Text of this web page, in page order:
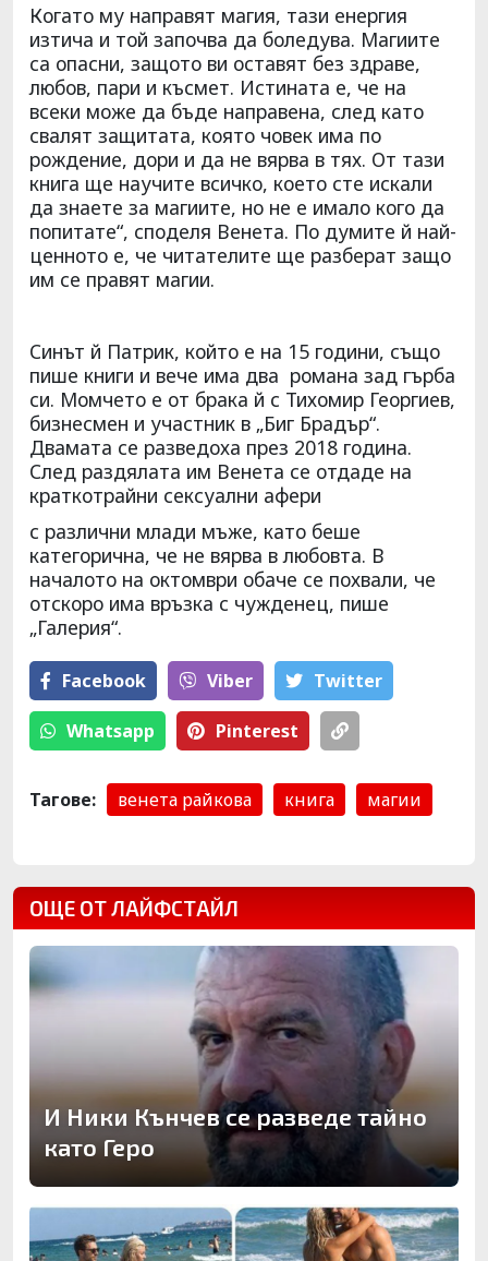
Когато му направят магия, тази енергия
изтича и той започва да боледува. Магиите
са опасни, защото ви оставят без здраве,
любов, пари и късмет. Истината е, че на
всеки може да бъде направена, след като
свалят защитата, която човек има по
рождение, дори и да не вярва в тях. От тази
книга ще научите всичко, което сте искали
да знаете за магиите, но не е имало кого да
попитате“, споделя Венета. По думите й най-
ценното е, че читателите ще разберат защо
им се правят магии.
Синът й Патрик, който е на 15 години, също
пише книги и вече има два романа зад гърба
си. Момчето е от брака й с Тихомир Георгиев,
бизнесмен и участник в „Биг Брадър“.
Двамата се разведоха през 2018 година.
След раздялата им Венета се отдаде на
краткотрайни сексуални афери
с различни млади мъже, като беше
категорична, че не вярва в любовта. В
началото на октомври обаче се похвали, че
отскоро има връзка с чужденец, пише
„Галерия“.
Facebook Viber Тwitter
Whatsapp Pinterest
Тагове: венета райкова книга магии
ОЩЕ ОТ ЛАЙФСТАЙЛ
И Ники Кънчев се разведе тайно
като Геро